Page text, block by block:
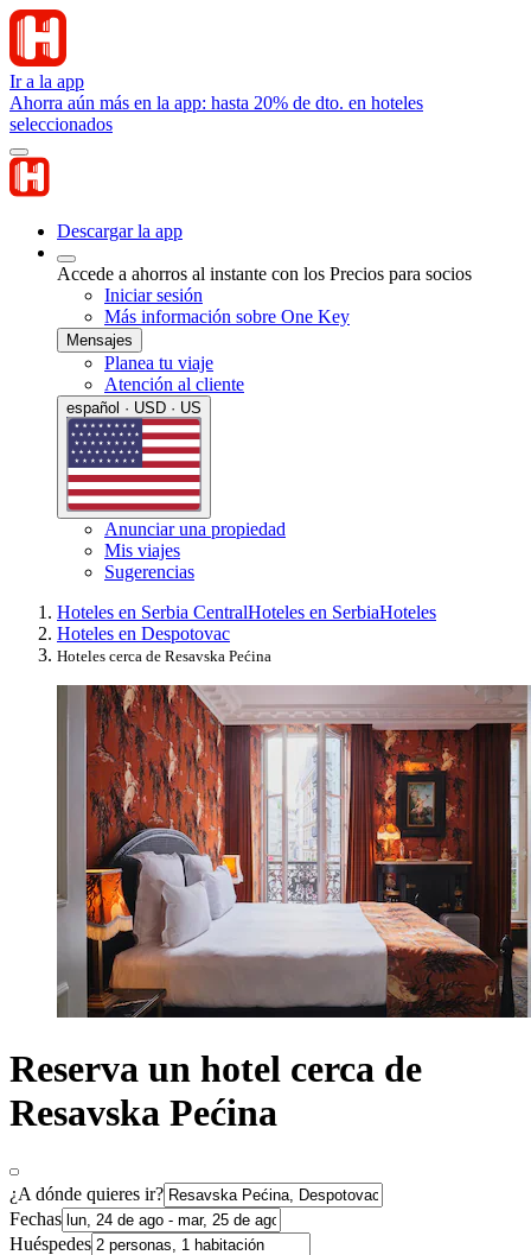
Ir a la app
Ahorra aún más en la app: hasta 20% de dto. en hoteles
seleccionados
Descargar la app
Accede a ahorros al instante con los Precios para socios
Iniciar sesión
Más información sobre One Key
Mensajes
Planea tu viaje
Atención al cliente
español · USD · US
Anunciar una propiedad
Mis viajes
Sugerencias
Hoteles en Serbia CentralHoteles en SerbiaHoteles
Hoteles en Despotovac
Hoteles cerca de Resavska Pećina
Reserva un hotel cerca de
Resavska Pećina
¿A dónde quieres ir?
Fechas
Huéspedes